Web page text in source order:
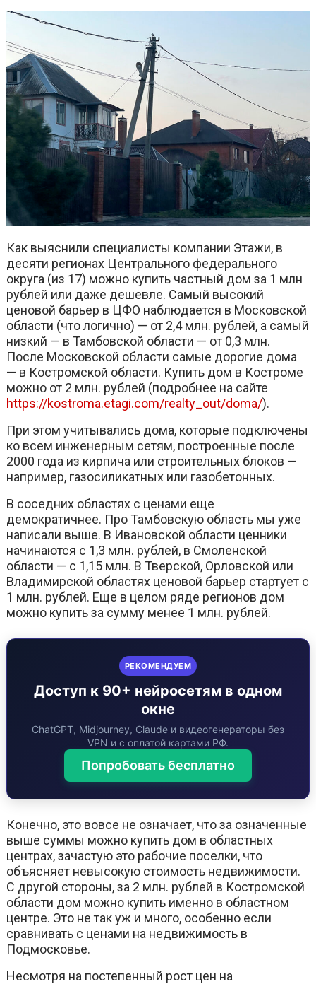
Как выяснили специалисты компании Этажи, в
десяти регионах Центрального федерального
округа (из 17) можно купить частный дом за 1 млн
рублей или даже дешевле. Самый высокий
ценовой барьер в ЦФО наблюдается в Московской
области (что логично) — от 2,4 млн. рублей, а самый
низкий — в Тамбовской области — от 0,3 млн.
После Московской области самые дорогие дома
— в Костромской области. Купить дом в Костроме
можно от 2 млн. рублей (подробнее на сайте
https://kostroma.etagi.com/realty_out/doma/).
При этом учитывались дома, которые подключены
ко всем инженерным сетям, построенные после
2000 года из кирпича или строительных блоков —
например, газосиликатных или газобетонных.
В соседних областях с ценами еще
демократичнее. Про Тамбовскую область мы уже
написали выше. В Ивановской области ценники
начинаются с 1,3 млн. рублей, в Смоленской
области — с 1,15 млн. В Тверской, Орловской или
Владимирской областях ценовой барьер стартует с
1 млн. рублей. Еще в целом ряде регионов дом
можно купить за сумму менее 1 млн. рублей.
РЕКОМЕНДУЕМ
Доступ к 90+ нейросетям в одном
окне
ChatGPT, Midjourney, Claude и видеогенераторы без
VPN и с оплатой картами РФ.
Попробовать бесплатно
Конечно, это вовсе не означает, что за означенные
выше суммы можно купить дом в областных
центрах, зачастую это рабочие поселки, что
объясняет невысокую стоимость недвижимости.
С другой стороны, за 2 млн. рублей в Костромской
области дом можно купить именно в областном
центре. Это не так уж и много, особенно если
сравнивать с ценами на недвижимость в
Подмосковье.
Несмотря на постепенный рост цен на